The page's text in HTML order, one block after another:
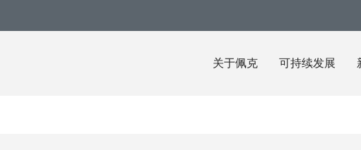
关于佩克 可持续发展